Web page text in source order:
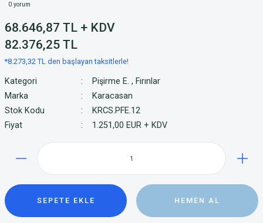
0 yorum
68.646,87 TL + KDV
82.376,25 TL
*8.273,32 TL den başlayan taksitlerle!
Kategori Pişirme E. , Fırınlar
Marka
Karacasan
Stok Kodu
KRCS.PFE.12
Fiyat
1.251,00 EUR + KDV
SEPETE EKLE HEMEN AL